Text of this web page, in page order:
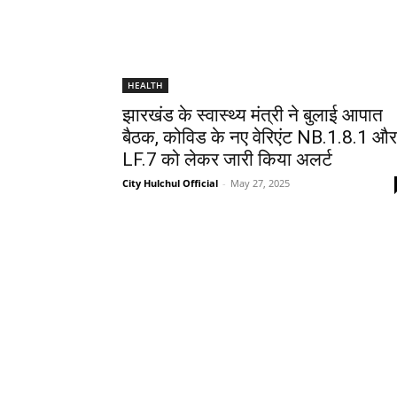
HEALTH
झारखंड के स्वास्थ्य मंत्री ने बुलाई आपात
बैठक, कोविड के नए वेरिएंट NB.1.8.1 और
LF.7 को लेकर जारी किया अलर्ट
City Hulchul Official - May 27, 2025